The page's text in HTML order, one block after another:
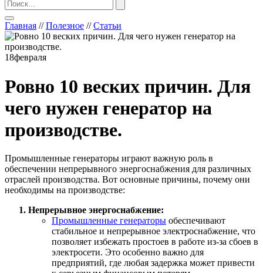
Главная //Полезное //Статьи
18февраля
Ровно 10 веских причин. Для
чего нужен генератор на
производстве.
Промышленные генераторы играют важную роль в
обеспечении непрерывного энергоснабжения для различных
отраслей производства. Вот основные причины, почему они
необходимы на производстве:
Непрерывное энергоснабжение:
Промышленные генераторы обеспечивают
стабильное и непрерывное электроснабжение, что
позволяет избежать простоев в работе из-за сбоев в
электросети. Это особенно важно для
предприятий, где любая задержка может привести